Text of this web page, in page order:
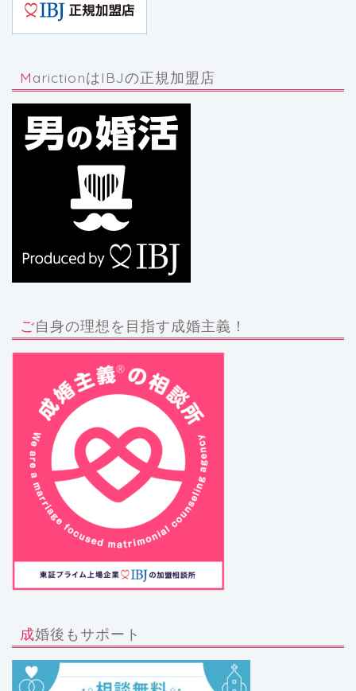
MarictionはIBJの正規加盟店
ご自身の理想を目指す成婚主義！
成婚後もサポート